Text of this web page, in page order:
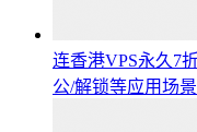
连香港VPS永久7
公/解锁等应用场景